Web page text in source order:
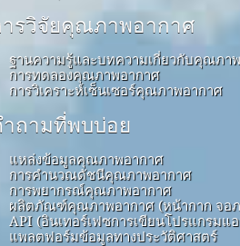
รวิจัยคุณภาพอากาศ
ฐานความรู้และบทความเกี่ยวกับคุณภา
การทดลองคุณภาพอากาศ
การวิเคราะห์เซ็นเซอร์คุณภาพอากาศ
ถามที่พบบ่อย
แหล่งข้อมูลคุณภาพอากาศ
การคำนวณดัชนีคุณภาพอากาศ
การพยากรณ์คุณภาพอากาศ
ผลิตภัณฑ์คุณภาพอากาศ (หน้ากาก จอ
API (อินเทอร์เฟซการเขียนโปรแกรมแ
แพลตฟอร์มข้อมูลทางประวัติศาสตร์